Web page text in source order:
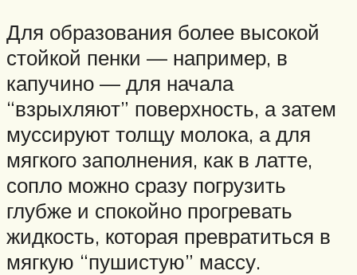
Для образования более высокой
стойкой пенки — например, в
капучино — для начала
“взрыхляют” поверхность, а затем
муссируют толщу молока, а для
мягкого заполнения, как в латте,
сопло можно сразу погрузить
глубже и спокойно прогревать
жидкость, которая превратиться в
мягкую “пушистую” массу.